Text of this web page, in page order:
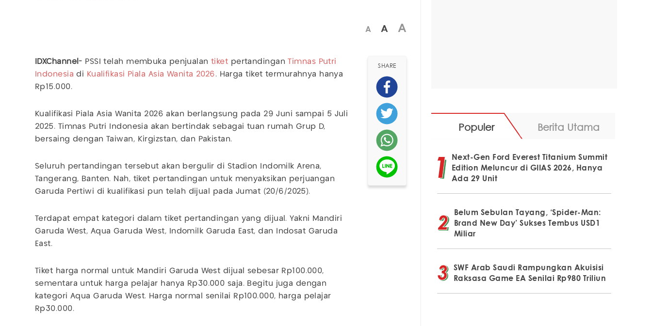
A A A
IDXChannel- PSSI telah membuka penjualantiket pertandinganTimnas Putri
Indonesia di Kualifikasi Piala Asia Wanita 2026 . Harga tiket termurahnya hanya
Rp15.000.
Kualifikasi Piala Asia Wanita 2026 akan berlangsung pada 29 Juni sampai 5 Juli
2025. Timnas Putri Indonesia akan bertindak sebagai tuan rumah Grup D,
bersaing dengan Taiwan, Kirgizstan, dan Pakistan.
Seluruh pertandingan tersebut akan bergulir di Stadion Indomilk Arena,
Tangerang, Banten. Nah, tiket pertandingan untuk menyaksikan perjuangan
Garuda Pertiwi di kualifikasi pun telah dijual pada Jumat (20/6/2025).
Terdapat empat kategori dalam tiket pertandingan yang dijual. Yakni Mandiri
Garuda West, Aqua Garuda West, Indomilk Garuda East, dan Indosat Garuda
East.
Tiket harga normal untuk Mandiri Garuda West dijual sebesar Rp100.000,
sementara untuk harga pelajar hanya Rp30.000 saja. Begitu juga dengan
kategori Aqua Garuda West. Harga normal senilai Rp100.000, harga pelajar
Rp30.000.
SHARE
Populer Berita Utama
Next-Gen Ford Everest Titanium Summit
Edition Meluncur di GIIAS 2026, Hanya
Ada 29 Unit
Belum Sebulan Tayang, ‘Spider-Man:
Brand New Day’ Sukses Tembus USD1
Miliar
SWF Arab Saudi Rampungkan Akuisisi
Raksasa Game EA Senilai Rp980 Triliun